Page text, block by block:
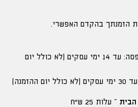
הזמנתך בהקדם האפשרי.
למוצרים שאינם דורשים הדפסה: עד 14 ימי עסקים (לא כולל יום
– עלות 25 ש"ח